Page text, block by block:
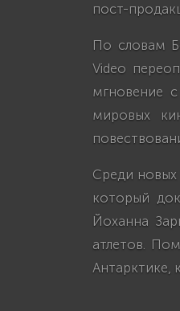
пост-
По словам
Video
мгновение
мировых
Среди
который
Йоханна
атлетов.
Антарктике,